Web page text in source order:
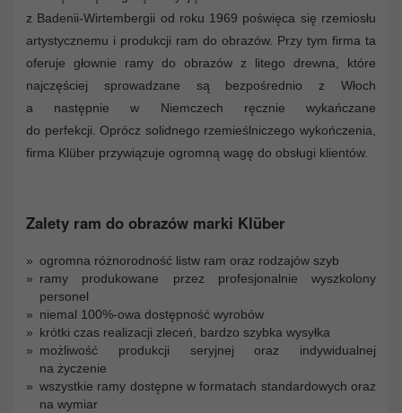
z Badenii-Wirtembergii od roku 1969 poświęca się rzemiosłu
artystycznemu i produkcji ram do obrazów. Przy tym firma ta
oferuje głownie ramy do obrazów z litego drewna, które
najczęściej sprowadzane są bezpośrednio z Włoch
a następnie w Niemczech ręcznie wykańczane
do perfekcji. Oprócz solidnego rzemieślniczego wykończenia,
firma Klüber przywiązuje ogromną wagę do obsługi klientów.
Zalety ram do obrazów marki Klüber
ogromna różnorodność listw ram oraz rodzajów szyb
ramy produkowane przez profesjonalnie wyszkolony
personel
niemal 100%-owa dostępność wyrobów
krótki czas realizacji zleceń, bardzo szybka wysyłka
możliwość produkcji seryjnej oraz indywidualnej
na życzenie
wszystkie ramy dostępne w formatach standardowych oraz
na wymiar